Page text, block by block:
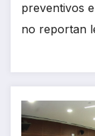
preventivos
no reportan